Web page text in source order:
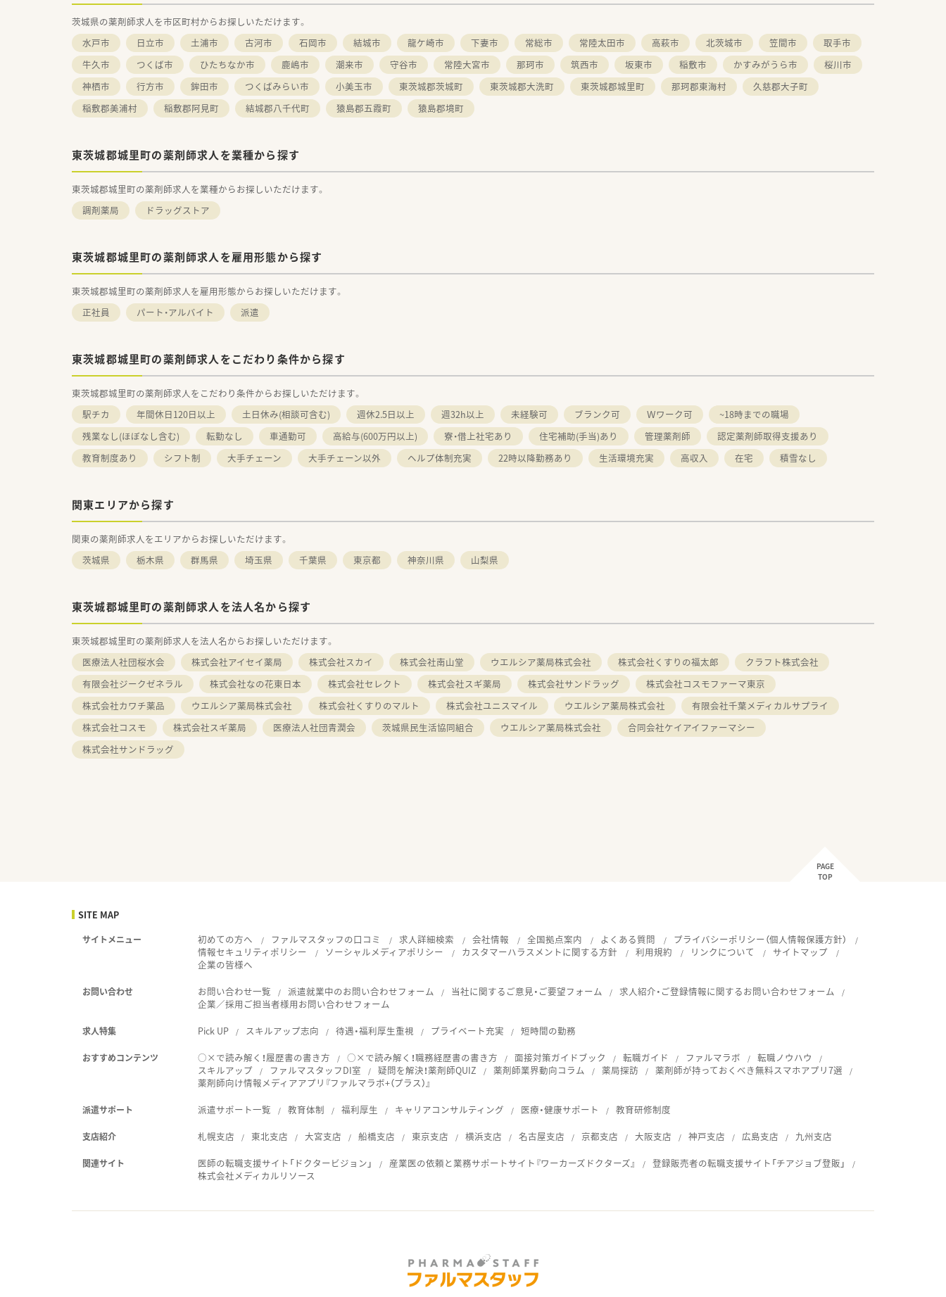
茨城県の薬剤師求人を市区町村からお探しいただけます。
水戸市
日立市 土浦市 古河市 石岡市 結城市 龍ケ崎市 下妻市 常総市 常陸太田市 高萩市 北茨城市 笠間市
取手市
牛久市
つくば市 ひたちなか市 鹿嶋市 潮来市 守谷市 常陸大宮市 那珂市 筑西市 坂東市 稲敷市 かすみがうら市
桜川市
神栖市
行方市 鉾田市 つくばみらい市 小美玉市 東茨城郡茨城町 東茨城郡大洗町 東茨城郡城里町 那珂郡東海村
久慈郡大子町
稲敷郡美浦村
稲敷郡阿見町 結城郡八千代町 猿島郡五霞町 猿島郡境町
東茨城郡城里町の薬剤師求人を業種から探す
東茨城郡城里町の薬剤師求人を業種からお探しいただけます。
調剤薬局
ドラッグストア
東茨城郡城里町の薬剤師求人を雇用形態から探す
東茨城郡城里町の薬剤師求人を雇用形態からお探しいただけます。
正社員
パート・アルバイト 派遣
東茨城郡城里町の薬剤師求人をこだわり条件から探す
東茨城郡城里町の薬剤師求人をこだわり条件からお探しいただけます。
駅チカ
年間休日120日以上 土日休み(相談可含む) 週休2.5日以上 週32h以上 未経験可 ブランク可 Ｗワーク可
~18時までの職場
残業なし(ほぼなし含む)
転勤なし 車通勤可 高給与(600万円以上) 寮・借上社宅あり 住宅補助(手当)あり 管理薬剤師
認定薬剤師取得支援あり
教育制度あり
シフト制 大手チェーン 大手チェーン以外 ヘルプ体制充実 22時以降勤務あり 生活環境充実 高収入 在宅 積雪なし
関東エリアから探す
関東の薬剤師求人をエリアからお探しいただけます。
茨城県
栃木県 群馬県 埼玉県 千葉県 東京都 神奈川県 山梨県
東茨城郡城里町の薬剤師求人を法人名から探す
東茨城郡城里町の薬剤師求人を法人名からお探しいただけます。
医療法人社団桜水会
株式会社アイセイ薬局 株式会社スカイ 株式会社南山堂 ウエルシア薬局株式会社 株式会社くすりの福太郎
クラフト株式会社
有限会社ジークゼネラル
株式会社なの花東日本 株式会社セレクト 株式会社スギ薬局 株式会社サンドラッグ
株式会社コスモファーマ東京
株式会社カワチ薬品
ウエルシア薬局株式会社 株式会社くすりのマルト 株式会社ユニスマイル ウエルシア薬局株式会社
有限会社千葉メディカルサプライ
株式会社コスモ
株式会社スギ薬局 医療法人社団青潤会 茨城県民生活協同組合 ウエルシア薬局株式会社
合同会社ケイアイファーマシー
株式会社サンドラッグ
PAGE
TOP
SITE MAP
サイトメニュー 初めての方へ ファルマスタッフの口コミ 求人詳細検索 会社情報 全国拠点案内 よくある質問
プライバシーポリシー（個人情報保護方針）
情報セキュリティポリシー
ソーシャルメディアポリシー カスタマーハラスメントに関する方針 利用規約 リンクについて
サイトマップ
企業の皆様へ
お問い合わせ お問い合わせ一覧 派遣就業中のお問い合わせフォーム 当社に関するご意見・ご要望フォーム
求人紹介・ご登録情報に関するお問い合わせフォーム
企業／採用ご担当者様用お問い合わせフォーム
求人特集 Pick UP スキルアップ志向 待遇・福利厚生重視 プライベート充実 短時間の勤務
おすすめコンテンツ ○×で読み解く！履歴書の書き方 ○×で読み解く！職務経歴書の書き方 面接対策ガイドブック 転職ガイド ファルマラボ
転職ノウハウ
スキルアップ
ファルマスタッフDI室 疑問を解決！薬剤師QUIZ 薬剤師業界動向コラム 薬局探訪
薬剤師が持っておくべき無料スマホアプリ7選
薬剤師向け情報メディアアプリ『ファルマラボ+（プラス）』
派遣サポート 派遣サポート一覧 教育体制 福利厚生 キャリアコンサルティング 医療・健康サポート 教育研修制度
支店紹介 札幌支店 東北支店 大宮支店 船橋支店 東京支店 横浜支店 名古屋支店 京都支店 大阪支店 神戸支店 広島支店 九州支店
関連サイト 医師の転職支援サイト「ドクタービジョン」 産業医の依頼と業務サポートサイト『ワーカーズドクターズ』
登録販売者の転職支援サイト「チアジョブ登販」
株式会社メディカルリソース